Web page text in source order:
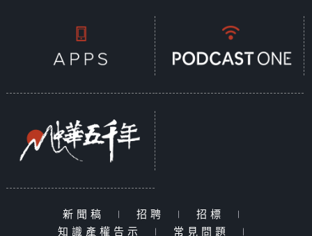
新聞稿 | 招聘 | 招標
|
知識產權告示
| 常見問題 |